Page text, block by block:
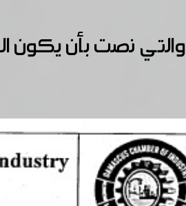
الالتزام بتطبيق مواصفة زيت الزيتون